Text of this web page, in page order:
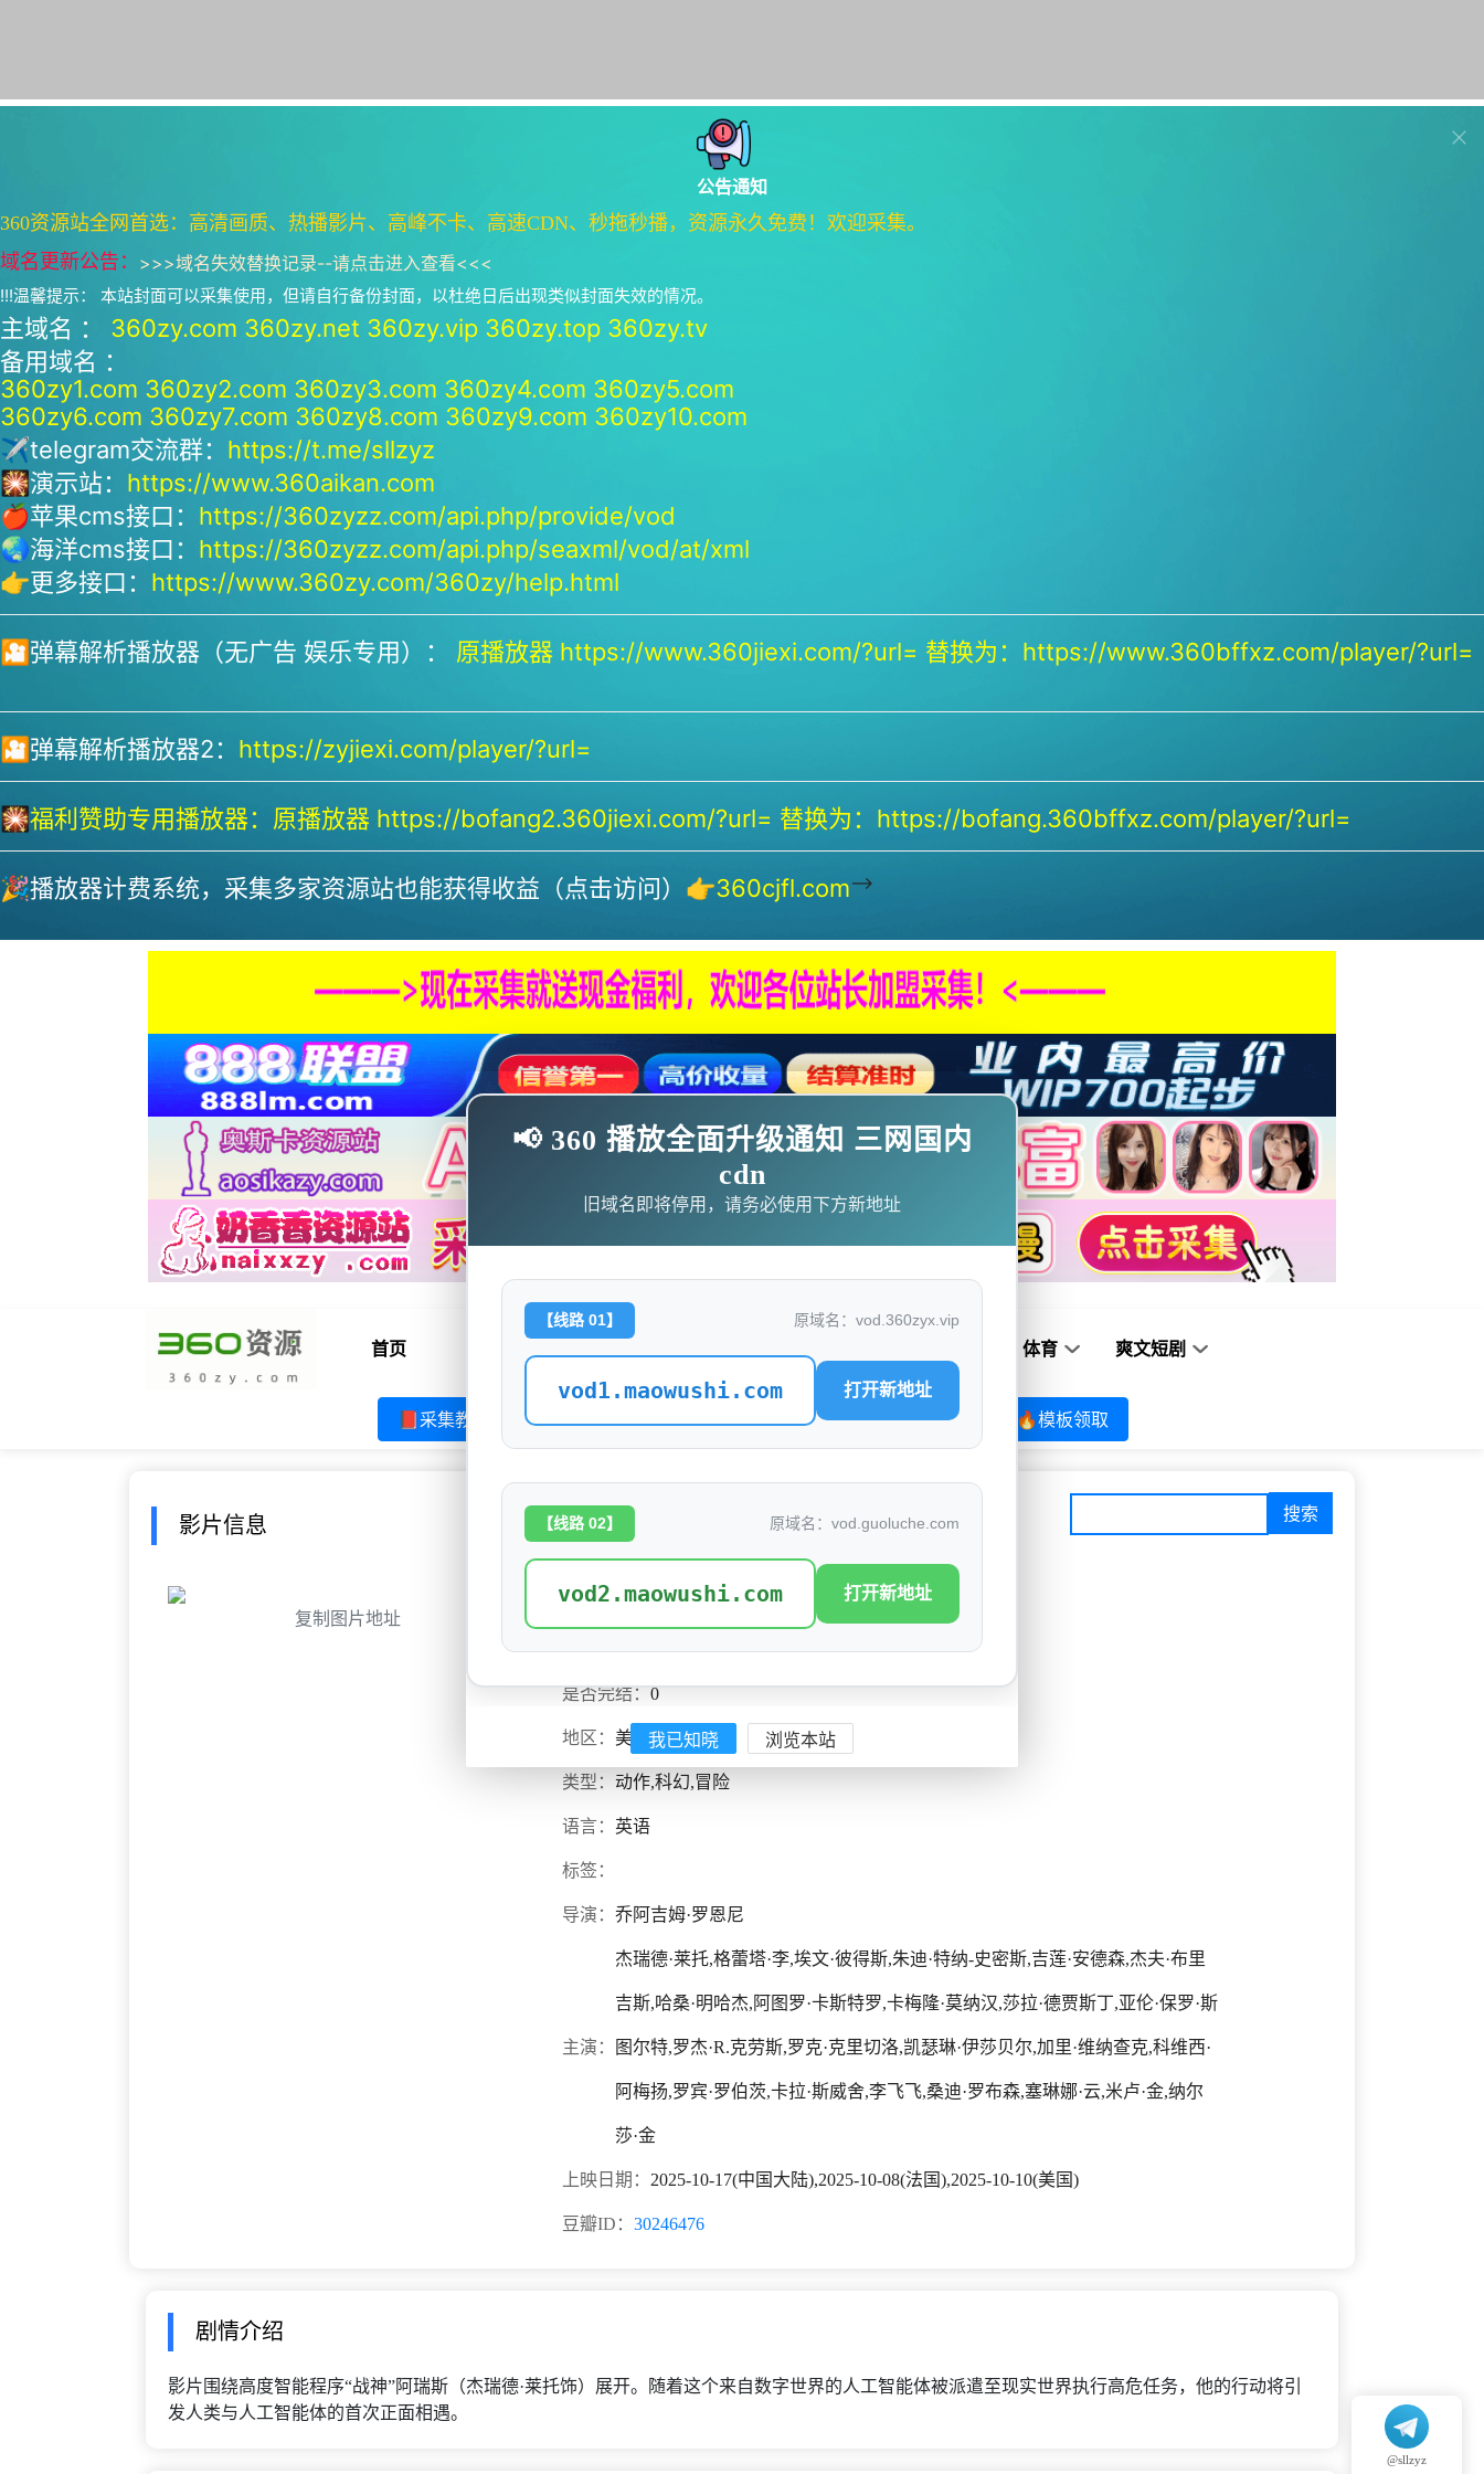
公告通知
360资源站全网首选：高清画质、热播影片、高峰不卡、高速CDN、秒拖秒播，资源永久免费！欢迎采集。
域名更新公告： >>>域名失效替换记录--请点击进入查看<<<
!!!温馨提示： 本站封面可以采集使用，但请自行备份封面，以杜绝日后出现类似封面失效的情况。
主域名 ： 360zy.com 360zy.net 360zy.vip 360zy.top 360zy.tv
备用域名 ：
360zy1.com 360zy2.com 360zy3.com 360zy4.com 360zy5.com
360zy6.com 360zy7.com 360zy8.com 360zy9.com 360zy10.com
✈telegram交流群： https://t.me/sllzyz
🎇演示站： https://www.360aikan.com
🍎苹果cms接口： https://360zyzz.com/api.php/provide/vod
🌏海洋cms接口： https://360zyzz.com/api.php/seaxml/vod/at/xml
👉更多接口： https://www.360zy.com/360zy/help.html
🎦弹幕解析播放器（无广告 娱乐专用）： 原播放器 https://www.360jiexi.com/?url= 替换为：https://www.360bffxz.com/player/?url=
🎦弹幕解析播放器2： https://zyjiexi.com/player/?url=
🎇福利赞助专用播放器： 原播放器 https://bofang2.360jiexi.com/?url= 替换为：https://bofang.360bffxz.com/player/?url=
🎉播放器计费系统，采集多家资源站也能获得收益（点击访问）👉360cjfl.com-->
首页 体育 爽文短剧
📕采集教程 🗨求片必应 🎉福利赞助 🎉演示站 🔥模板领取
影片信息
复制图片地址
创：战神 评分: 6.2
别名：创：战纪3,创战纪：战神降临(港),Tron3
是否完结： 0
地区： 美国
类型： 动作,科幻,冒险
语言： 英语
标签：
导演： 乔阿吉姆·罗恩尼
主演：
杰瑞德·莱托,格蕾塔·李,埃文·彼得斯,朱迪·特纳-史密斯,吉莲·安德森,杰夫·布里
吉斯,哈桑·明哈杰,阿图罗·卡斯特罗,卡梅隆·莫纳汉,莎拉·德贾斯丁,亚伦·保罗·斯
图尔特,罗杰·R.克劳斯,罗克·克里切洛,凯瑟琳·伊莎贝尔,加里·维纳查克,科维西·
阿梅扬,罗宾·罗伯茨,卡拉·斯威舍,李飞飞,桑迪·罗布森,塞琳娜·云,米卢·金,纳尔
莎·金
上映日期： 2025-10-17(中国大陆),2025-10-08(法国),2025-10-10(美国)
豆瓣ID： 30246476
剧情介绍
影片围绕高度智能程序“战神”阿瑞斯（杰瑞德·莱托饰）展开。随着这个来自数字世界的人工智能体被派遣至现实世界执行高危任务，他的行动将引
发人类与人工智能体的首次正面相遇。
@sllzyz
📢 360 播放全面升级通知 三网国内
cdn
旧域名即将停用，请务必使用下方新地址
【线路 01】 原域名：vod.360zyx.vip
vod1.maowushi.com 打开新地址
【线路 02】 原域名：vod.guoluche.com
vod2.maowushi.com 打开新地址
我已知晓 浏览本站